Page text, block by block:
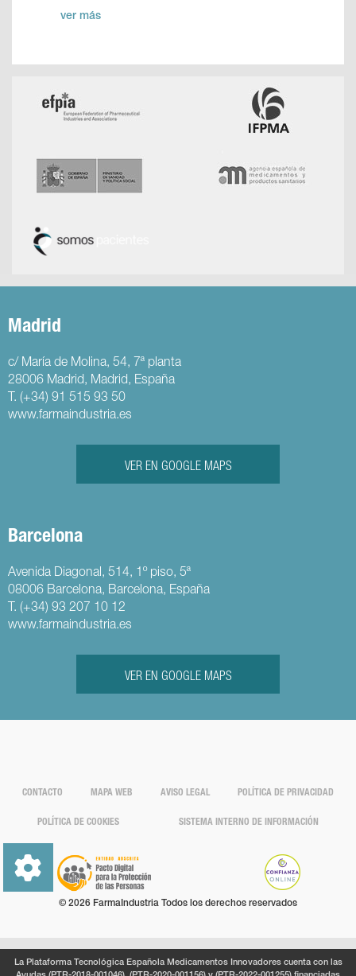
ver más
Madrid
c/ María de Molina, 54, 7ª planta
28006 Madrid, Madrid, España
T. (+34) 91 515 93 50
www.farmaindustria.es
VER EN GOOGLE MAPS
Barcelona
Avenida Diagonal, 514, 1º piso, 5ª
08006 Barcelona, Barcelona, España
T. (+34) 93 207 10 12
www.farmaindustria.es
VER EN GOOGLE MAPS
CONTACTO MAPA WEB AVISO LEGAL POLÍTICA DE PRIVACIDAD
POLÍTICA DE COOKIES SISTEMA INTERNO DE INFORMACIÓN
© 2026 FarmaIndustria Todos los derechos reservados
La Plataforma Tecnológica Española Medicamentos Innovadores cuenta con las